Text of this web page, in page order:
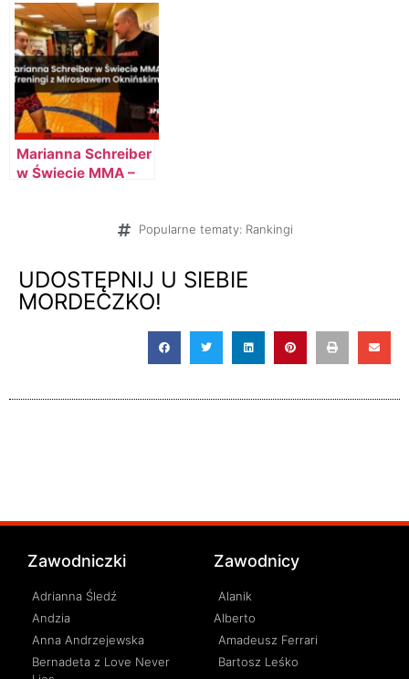
darmowe streamy
(darmowe kody)
Marianna Schreiber
w Świecie MMA –
Popularne tematy: Rankingi
UDOSTĘPNIJ U SIEBIE
MORDECZKO!
Zawodniczki
Adrianna Śledź
Andzia
Anna Andrzejewska
Bernadeta z Love Never
Zawodnicy
Alanik
Alberto
Amadeusz Ferrari
Bartosz Leśko